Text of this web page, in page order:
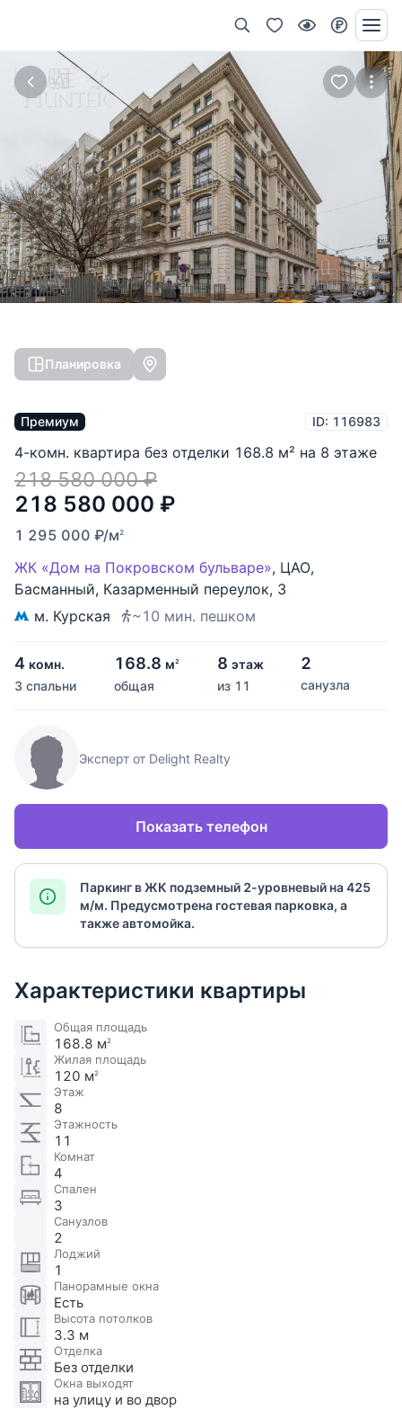
Планировка
Премиум ID: 116983
4-комн. квартира без отделки 168.8 м² на 8 этаже
218 580 000 ₽
218 580 000 ₽
1 295 000 ₽/м2
ЖК «Дом на Покровском бульваре», ЦАО,
Басманный, Казарменный переулок, 3
м. Курская
~10 мин. пешком
4 комн.
3 спальни
168.8 м2
общая
8 этаж
из 11
2
санузла
Эксперт от Delight Realty
Показать телефон
Паркинг в ЖК подземный 2-уровневый на 425
м/м. Предусмотрена гостевая парковка, а
также автомойка.
Характеристики квартиры
Общая площадь
168.8 м2
Жилая площадь
120 м2
Этаж
8
Этажность
11
Комнат
4
Спален
3
Санузлов
2
Лоджий
1
Панорамные окна
Есть
Высота потолков
3.3 м
Отделка
Без отделки
Окна выходят
на улицу и во двор